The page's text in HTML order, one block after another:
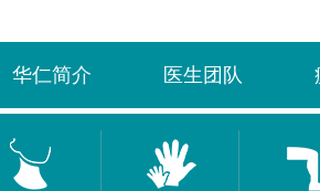
华仁简介 医生团队